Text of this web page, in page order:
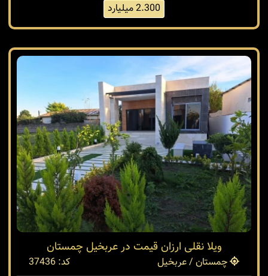
2.300 میلیارد
ویلا نقلی ارزان قیمت در عربخیل چمستان
چمستان / عربخیل
کد: 37436